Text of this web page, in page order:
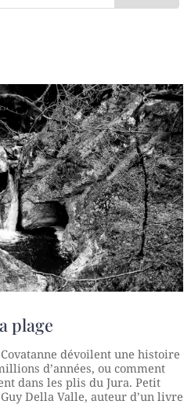
plage
dévoilent une histoire
d’années, ou comment
dans les plis du Jura. Petit
Della Valle, auteur d’un livre